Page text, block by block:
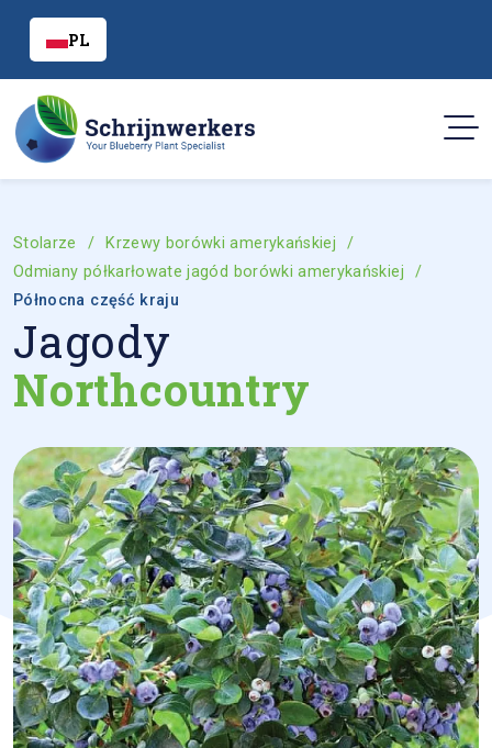
PL
Stolarze
Krzewy borówki amerykańskiej
Odmiany półkarłowate jagód borówki amerykańskiej
Północna część kraju
Jagody
Northcountry